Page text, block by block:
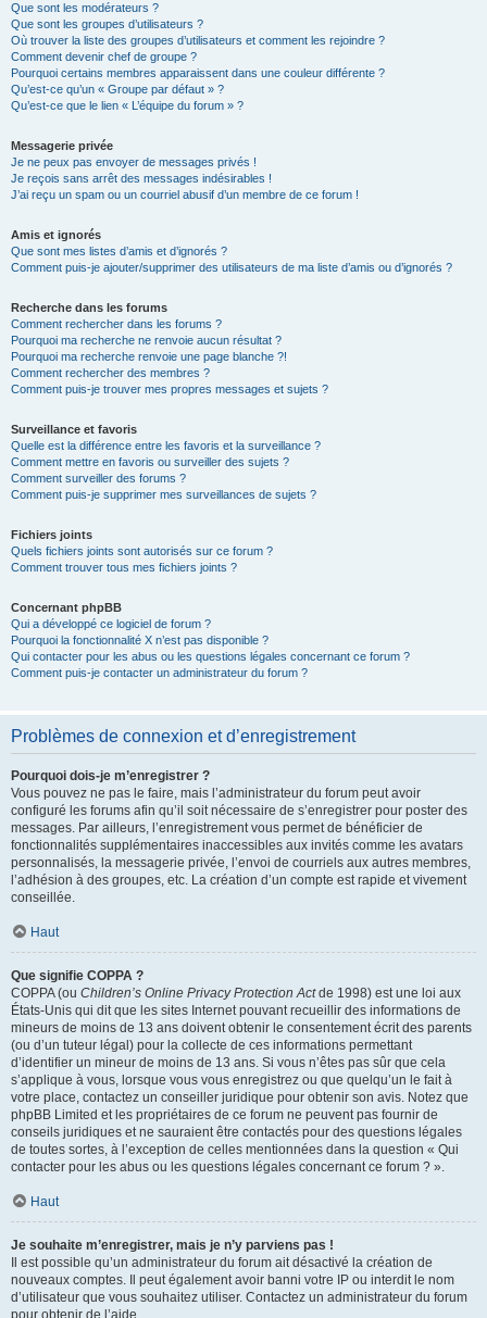
Que sont les modérateurs ?
Que sont les groupes d’utilisateurs ?
Où trouver la liste des groupes d’utilisateurs et comment les rejoindre ?
Comment devenir chef de groupe ?
Pourquoi certains membres apparaissent dans une couleur différente ?
Qu’est-ce qu’un « Groupe par défaut » ?
Qu’est-ce que le lien « L’équipe du forum » ?
Messagerie privée
Je ne peux pas envoyer de messages privés !
Je reçois sans arrêt des messages indésirables !
J’ai reçu un spam ou un courriel abusif d’un membre de ce forum !
Amis et ignorés
Que sont mes listes d’amis et d’ignorés ?
Comment puis-je ajouter/supprimer des utilisateurs de ma liste d’amis ou d’ignorés ?
Recherche dans les forums
Comment rechercher dans les forums ?
Pourquoi ma recherche ne renvoie aucun résultat ?
Pourquoi ma recherche renvoie une page blanche ?!
Comment rechercher des membres ?
Comment puis-je trouver mes propres messages et sujets ?
Surveillance et favoris
Quelle est la différence entre les favoris et la surveillance ?
Comment mettre en favoris ou surveiller des sujets ?
Comment surveiller des forums ?
Comment puis-je supprimer mes surveillances de sujets ?
Fichiers joints
Quels fichiers joints sont autorisés sur ce forum ?
Comment trouver tous mes fichiers joints ?
Concernant phpBB
Qui a développé ce logiciel de forum ?
Pourquoi la fonctionnalité X n’est pas disponible ?
Qui contacter pour les abus ou les questions légales concernant ce forum ?
Comment puis-je contacter un administrateur du forum ?
Problèmes de connexion et d’enregistrement
Pourquoi dois-je m’enregistrer ?
Vous pouvez ne pas le faire, mais l’administrateur du forum peut avoir
configuré les forums afin qu’il soit nécessaire de s’enregistrer pour poster des
messages. Par ailleurs, l’enregistrement vous permet de bénéficier de
fonctionnalités supplémentaires inaccessibles aux invités comme les avatars
personnalisés, la messagerie privée, l’envoi de courriels aux autres membres,
l’adhésion à des groupes, etc. La création d’un compte est rapide et vivement
conseillée.
Haut
Que signifie COPPA ?
COPPA (ou Children’s Online Privacy Protection Actde 1998) est une loi aux
États-Unis qui dit que les sites Internet pouvant recueillir des informations de
mineurs de moins de 13 ans doivent obtenir le consentement écrit des parents
(ou d’un tuteur légal) pour la collecte de ces informations permettant
d’identifier un mineur de moins de 13 ans. Si vous n’êtes pas sûr que cela
s’applique à vous, lorsque vous vous enregistrez ou que quelqu’un le fait à
votre place, contactez un conseiller juridique pour obtenir son avis. Notez que
phpBB Limited et les propriétaires de ce forum ne peuvent pas fournir de
conseils juridiques et ne sauraient être contactés pour des questions légales
de toutes sortes, à l’exception de celles mentionnées dans la question « Qui
contacter pour les abus ou les questions légales concernant ce forum ? ».
Haut
Je souhaite m’enregistrer, mais je n’y parviens pas !
Il est possible qu’un administrateur du forum ait désactivé la création de
nouveaux comptes. Il peut également avoir banni votre IP ou interdit le nom
d’utilisateur que vous souhaitez utiliser. Contactez un administrateur du forum
pour obtenir de l’aide.